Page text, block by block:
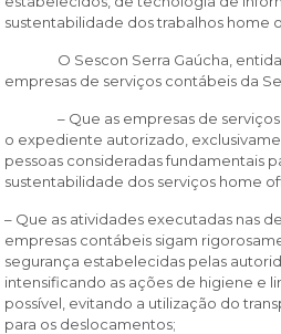
sustentabilidade dos trabalhos home
O Sescon Serra Gaúcha,
empresas de serviços contábeis da
– Que as empresas de serviços
o expediente autorizado,
pessoas consideradas fundamentais
sustentabilidade dos serviços home
– Que as atividades executadas nas
empresas contábeis sigam
segurança estabelecidas pelas
intensificando as ações de higiene e
possível, evitando a utilização do
para os deslocamentos;